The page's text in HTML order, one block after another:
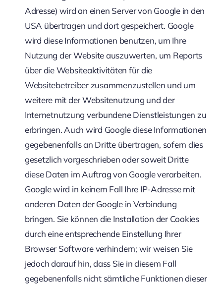
Adresse) wird an einen Server von Google in den
USA übertragen und dort gespeichert. Google
wird diese Informationen benutzen, um Ihre
Nutzung der Website auszuwerten, um Reports
über die Websiteaktivitäten für die
Websitebetreiber zusammenzustellen und um
weitere mit der Websitenutzung und der
Internetnutzung verbundene Dienstleistungen zu
erbringen. Auch wird Google diese Informationen
gegebenenfalls an Dritte übertragen, sofern dies
gesetzlich vorgeschrieben oder soweit Dritte
diese Daten im Auftrag von Google verarbeiten.
Google wird in keinem Fall Ihre IP-Adresse mit
anderen Daten der Google in Verbindung
bringen. Sie können die Installation der Cookies
durch eine entsprechende Einstellung Ihrer
Browser Software verhindern; wir weisen Sie
jedoch darauf hin, dass Sie in diesem Fall
gegebenenfalls nicht sämtliche Funktionen dieser